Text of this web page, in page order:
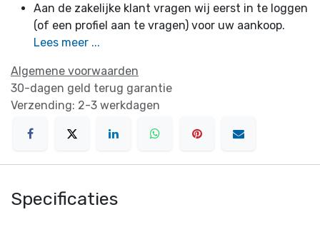
Aan de zakelijke klant vragen wij eerst in te loggen
(of een profiel aan te vragen) voor uw aankoop.
Lees meer ...
Algemene voorwaarden
30-dagen geld terug garantie
Verzending: 2-3 werkdagen
Specificaties